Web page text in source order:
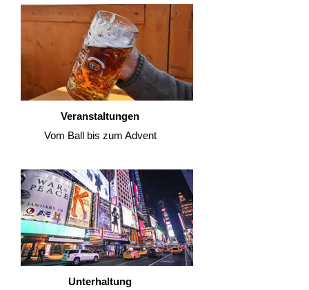
Veranstaltungen
Vom Ball bis zum Advent
Unterhaltung